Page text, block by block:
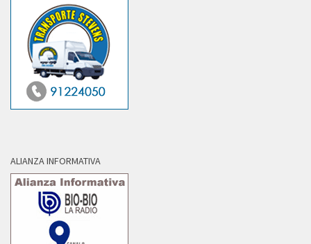
ALIANZA INFORMATIVA